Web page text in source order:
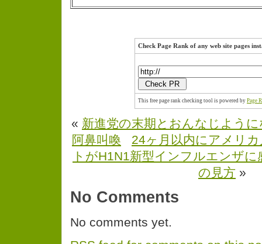
Check Page Rank of any web site pages
This free page rank checking tool is powered by Page
« 新進党の末期とおんなじよう
阿鼻叫喚
24ヶ月以内にアメリ
トがH1N1新型インフルエンザ
の見方 »
No Comments
No comments yet.